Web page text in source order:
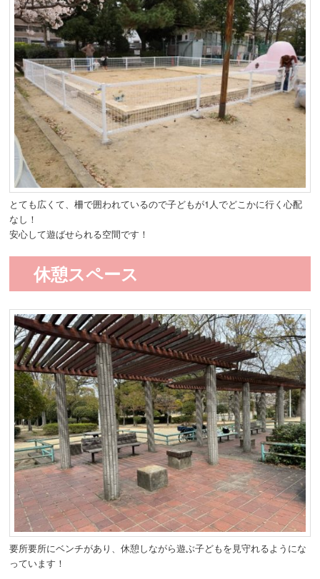
とても広くて、柵で囲われているので子どもが1人でどこかに行く心配
なし！
安心して遊ばせられる空間です！
休憩スペース
要所要所にベンチがあり、休憩しながら遊ぶ子どもを見守れるようにな
っています！